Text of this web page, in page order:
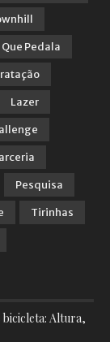
Pedala
Lazer
Pesquisa
Tirinhas
bicicleta: Altura,